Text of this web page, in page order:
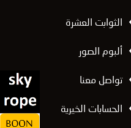
الثوابت العشرة
ألبوم الصور
تواصل معنا
الحسابات الخيرية